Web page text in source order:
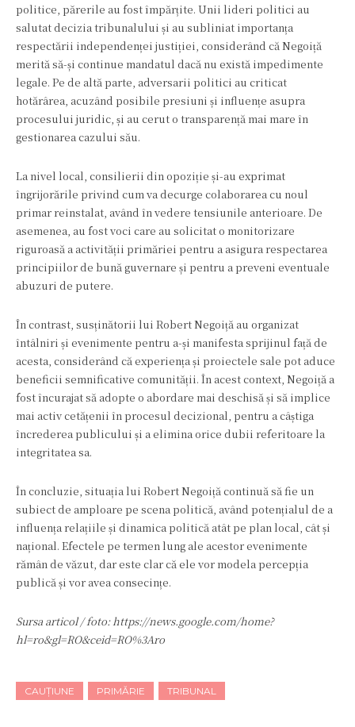
politice, părerile au fost împărțite. Unii lideri politici au
salutat decizia tribunalului și au subliniat importanța
respectării independenței justiției, considerând că Negoiță
merită să-și continue mandatul dacă nu există impedimente
legale. Pe de altă parte, adversarii politici au criticat
hotărârea, acuzând posibile presiuni și influențe asupra
procesului juridic, și au cerut o transparență mai mare în
gestionarea cazului său.
La nivel local, consilierii din opoziție și-au exprimat
îngrijorările privind cum va decurge colaborarea cu noul
primar reinstalat, având în vedere tensiunile anterioare. De
asemenea, au fost voci care au solicitat o monitorizare
riguroasă a activității primăriei pentru a asigura respectarea
principiilor de bună guvernare și pentru a preveni eventuale
abuzuri de putere.
În contrast, susținătorii lui Robert Negoiță au organizat
întâlniri și evenimente pentru a-și manifesta sprijinul față de
acesta, considerând că experiența și proiectele sale pot aduce
beneficii semnificative comunității. În acest context, Negoiță a
fost încurajat să adopte o abordare mai deschisă și să implice
mai activ cetățenii în procesul decizional, pentru a câștiga
încrederea publicului și a elimina orice dubii referitoare la
integritatea sa.
În concluzie, situația lui Robert Negoiță continuă să fie un
subiect de amploare pe scena politică, având potențialul de a
influența relațiile și dinamica politică atât pe plan local, cât și
național. Efectele pe termen lung ale acestor evenimente
rămân de văzut, dar este clar că ele vor modela percepția
publică și vor avea consecințe.
Sursa articol / foto: https://news.google.com/home?
hl=ro&gl=RO&ceid=RO%3Aro
CAUȚIUNE PRIMĂRIE TRIBUNAL